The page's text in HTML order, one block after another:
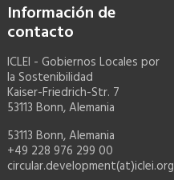
Información de
contacto
ICLEI - Gobiernos Locales por
la Sostenibilidad
Kaiser-Friedrich-Str. 7
53113 Bonn, Alemania
53113 Bonn, Alemania
+49 228 976 299 00
circular.development(at)iclei.org